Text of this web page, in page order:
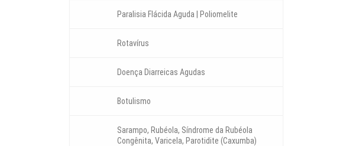
Paralisia Flácida Aguda | Poliomelite
Rotavírus
Doença Diarreicas Agudas
Botulismo
Sarampo, Rubéola, Síndrome da Rubéola
Congênita, Varicela, Parotidite (Caxumba)